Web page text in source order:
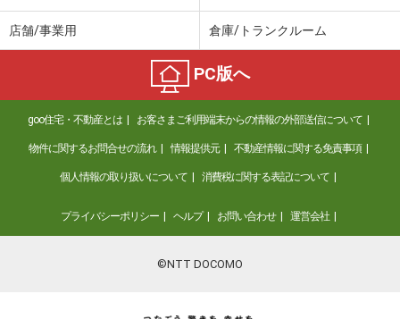
店舗/事業用 倉庫/トランクルーム
PC版へ
goo住宅・不動産とは お客さまご利用端末からの情報の外部送信について
物件に関するお問合せの流れ 情報提供元 不動産情報に関する免責事項
個人情報の取り扱いについて 消費税に関する表記について
プライバシーポリシー ヘルプ お問い合わせ 運営会社
©NTT DOCOMO